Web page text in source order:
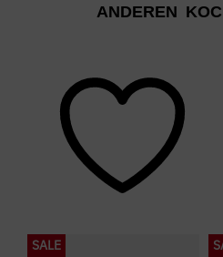
ANDEREN
SALE